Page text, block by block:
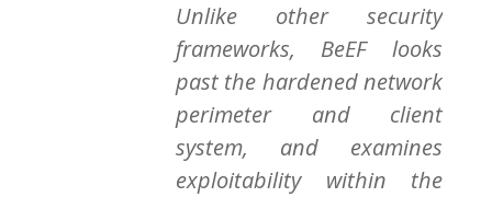
Unlike other security
frameworks, BeEF looks
past the hardened network
perimeter and client
system, and examines
exploitability within the